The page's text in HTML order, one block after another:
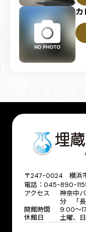
カ
〒247-0024 横浜
電話：045-890-
アクセス
神奈中
分 「長
開館時間
9:00～
休館日
土曜、